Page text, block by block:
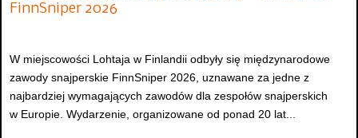
FinnSniper 2026
W miejscowości Lohtaja w Finlandii odbyły się międzynarodowe
zawody snajperskie FinnSniper 2026, uznawane za jedne z
najbardziej wymagających zawodów dla zespołów snajperskich
w Europie. Wydarzenie, organizowane od ponad 20 lat...